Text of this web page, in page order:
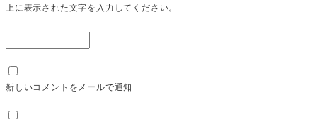
上に表示された文字を入力してください。
新しいコメントをメールで通知